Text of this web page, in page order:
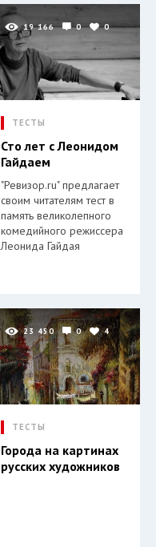
19 166 0 0
ТЕСТЫ
Сто лет с Леонидом
Гайдаем
"Ревизор.ru" предлагает
своим читателям тест в
память великолепного
комедийного режиссера
Леонида Гайдая
23 450 0 4
ТЕСТЫ
Города на картинах
русских художников